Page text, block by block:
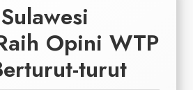
Opini WTP
turut